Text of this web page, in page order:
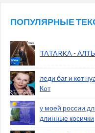
ПОПУЛЯРНЫЕ
TATARKA -
леди баг и кот
Кот
у моей россии
длинные косички